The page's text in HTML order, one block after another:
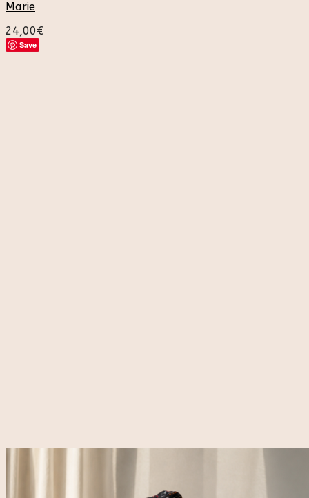
Marie
24,00€
Save